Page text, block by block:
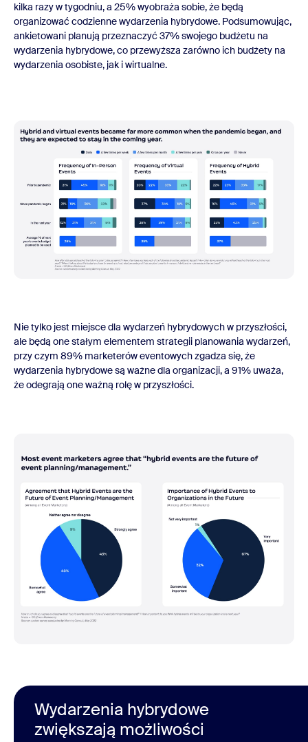
kilka razy w tygodniu, a 25% wyobraża sobie, że będą
organizować codzienne wydarzenia hybrydowe. Podsumowując,
ankietowani planują przeznaczyć 37% swojego budżetu na
wydarzenia hybrydowe, co przewyższa zarówno ich budżety na
wydarzenia osobiste, jak i wirtualne.
Nie tylko jest miejsce dla wydarzeń hybrydowych w przyszłości,
ale będą one stałym elementem strategii planowania wydarzeń,
przy czym 89% marketerów eventowych zgadza się, że
wydarzenia hybrydowe są ważne dla organizacji, a 91% uważa,
że odegrają one ważną rolę w przyszłości.
Wydarzenia hybrydowe
zwiększają możliwości